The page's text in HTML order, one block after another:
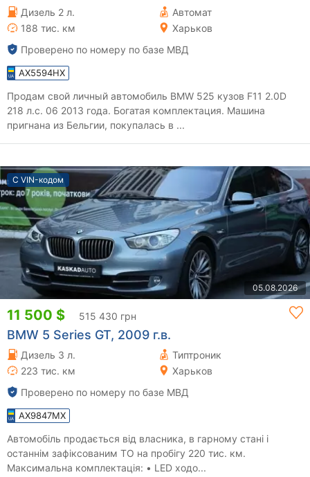
Дизель 2 л.
Автомат
188 тис. км
Харьков
Проверено по номеру по базе МВД
AX5594HX
Продам свой личный автомобиль BMW 525 кузов F11 2.0D
218 л.с. 06 2013 года. Богатая комплектация. Машина
пригнана из Бельгии, покупалась в ...
С VIN-кодом
05.08.2026
11 500 $ 515 430 грн
BMW 5 Series GT, 2009 г.в.
Дизель 3 л.
Типтроник
223 тис. км
Харьков
Проверено по номеру по базе МВД
AX9847MX
Автомобіль продається від власника, в гарному стані і
останнім зафіксованим ТО на пробігу 220 тис. км.
Максимальна комплектація: • LED ходо...